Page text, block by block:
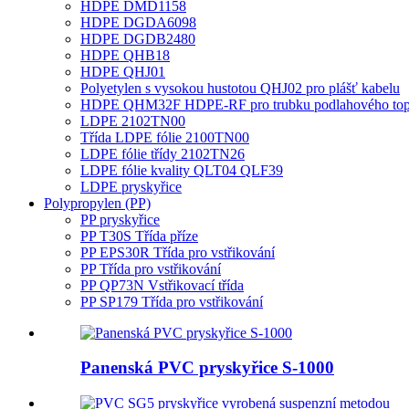
HDPE DMD1158
HDPE DGDA6098
HDPE DGDB2480
HDPE QHB18
HDPE QHJ01
Polyetylen s vysokou hustotou QHJ02 pro plášť kabelu
HDPE QHM32F HDPE-RF pro trubku podlahového
LDPE 2102TN00
Třída LDPE fólie 2100TN00
LDPE fólie třídy 2102TN26
LDPE fólie kvality QLT04 QLF39
LDPE pryskyřice
Polypropylen (PP)
PP pryskyřice
PP T30S Třída příze
PP EPS30R Třída pro vstřikování
PP Třída pro vstřikování
PP QP73N Vstřikovací třída
PP SP179 Třída pro vstřikování
Panenská PVC pryskyřice S-1000